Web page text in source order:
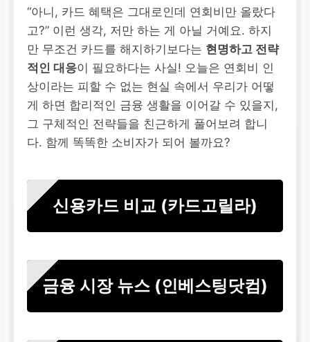
“아니, 카드 혜택은 그대로인데 연회비만 올랐다
고?” 이런 생각, 저만 하는 게 아닐 거예요. 하지
만 무조건 카드를 해지하기보다는 현명하고 전략
적인 대응이 필요하다는 사실! 오늘은 연회비 인
상이라는 피할 수 없는 현실 속에서 우리가 어떻
게 하면 합리적인 금융 생활을 이어갈 수 있을지,
그 구체적인 전략들을 친근하게 풀어보려 합니
다. 함께 똑똑한 소비자가 되어 볼까요?
신용카드 비교 (카드고릴라)
금융 시장 뉴스 (인베스팅닷컴)